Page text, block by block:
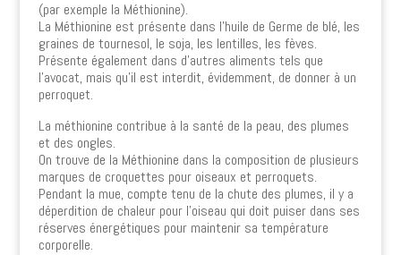
(par exemple la Méthionine).
La Méthionine est présente dans l’huile de Germe de blé, les
graines de tournesol, le soja, les lentilles, les fèves.
Présente également dans d’autres aliments tels que
l’avocat, mais qu’il est interdit, évidemment, de donner à un
perroquet.
La méthionine contribue à la santé de la peau, des plumes
et des ongles.
On trouve de la Méthionine dans la composition de plusieurs
marques de croquettes pour oiseaux et perroquets.
Pendant la mue, compte tenu de la chute des plumes, il y a
déperdition de chaleur pour l’oiseau qui doit puiser dans ses
réserves énergétiques pour maintenir sa température
corporelle.